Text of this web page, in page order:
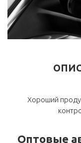
Хороший
Оптовые